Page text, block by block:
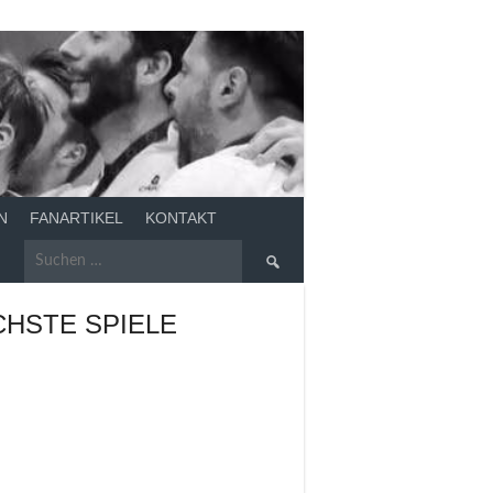
FANARTIKEL
KONTAKT
Suchen
SPIELE